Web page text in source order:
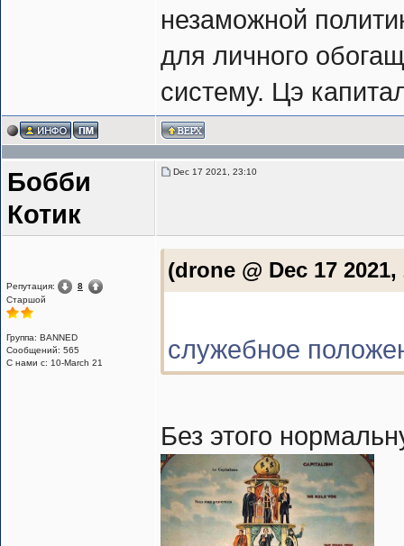
незаможной
для личного
систему. Цэ
Бобби
Котик
Dec 17 2021, 23:10
Репутация:
8
Cтаршой
Группа: BANNED
Сообщений: 565
С нами с: 10-March 21
(drone @ Dec 17
служебное
Без этого